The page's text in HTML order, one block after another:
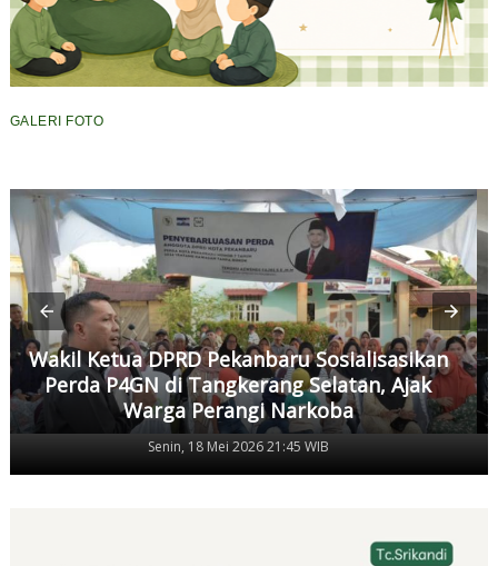
GALERI FOTO
Wakil Ketua DPRD Pekanbaru Sosialisasikan
Perda P4GN di Tangkerang Selatan, Ajak
Warga Perangi Narkoba
Senin, 18 Mei 2026 21:45 WIB